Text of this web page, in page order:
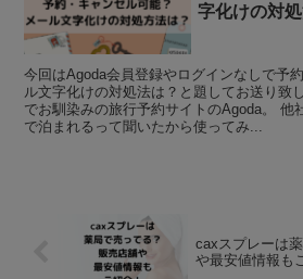
字化けの対
今回はAgoda会員登録やログインなしで予
ル文字化けの対処法は？と題してお送り致
でお馴染みの旅行予約サイトのAgoda。 他
で泊まれるって聞いたから使ってみ...
caxスプレーは
や最安値情報も